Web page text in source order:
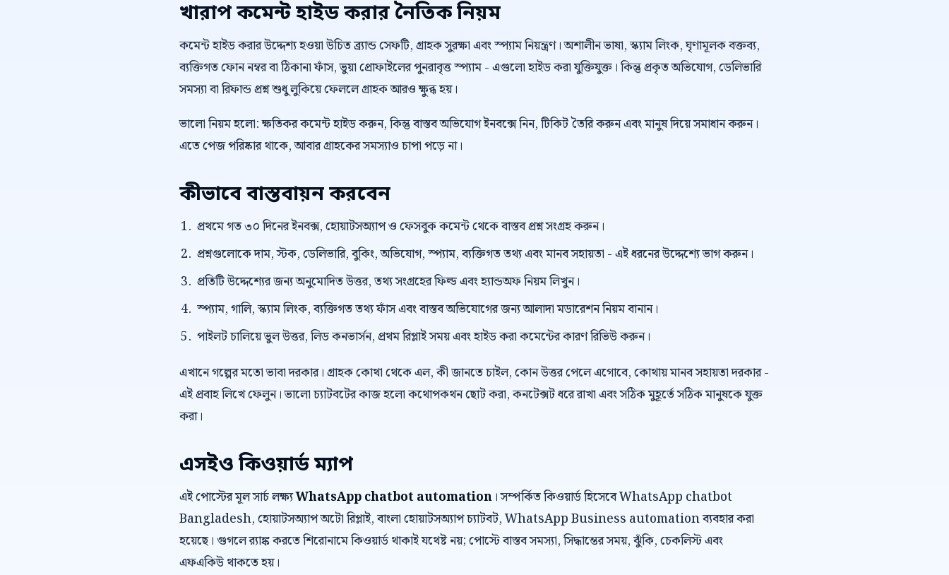
খারাপ কমেন্ট হাইড করার নৈতিক নিয়ম
কমেন্ট হাইড করার উদ্দেশ্য হওয়া উচিত ব্র্যান্ড সেফটি, গ্রাহক সুরক্ষা এবং স্প্যাম নিয়ন্ত্রণ। অশালীন ভাষা, স্ক্যাম লিংক, ঘৃণামূলক বক্তব্য,
ব্যক্তিগত ফোন নম্বর বা ঠিকানা ফাঁস, ভুয়া প্রোফাইলের পুনরাবৃত্ত স্প্যাম - এগুলো হাইড করা যুক্তিযুক্ত। কিন্তু প্রকৃত অভিযোগ, ডেলিভারি
সমস্যা বা রিফান্ড প্রশ্ন শুধু লুকিয়ে ফেললে গ্রাহক আরও ক্ষুব্ধ হয়।
ভালো নিয়ম হলো: ক্ষতিকর কমেন্ট হাইড করুন, কিন্তু বাস্তব অভিযোগ ইনবক্সে নিন, টিকিট তৈরি করুন এবং মানুষ দিয়ে সমাধান করুন।
এতে পেজ পরিষ্কার থাকে, আবার গ্রাহকের সমস্যাও চাপা পড়ে না।
কীভাবে বাস্তবায়ন করবেন
প্রথমে গত ৩০ দিনের ইনবক্স, হোয়াটসঅ্যাপ ও ফেসবুক কমেন্ট থেকে বাস্তব প্রশ্ন সংগ্রহ করুন।
প্রশ্নগুলোকে দাম, স্টক, ডেলিভারি, বুকিং, অভিযোগ, স্প্যাম, ব্যক্তিগত তথ্য এবং মানব সহায়তা - এই ধরনের উদ্দেশ্যে ভাগ করুন।
প্রতিটি উদ্দেশ্যের জন্য অনুমোদিত উত্তর, তথ্য সংগ্রহের ফিল্ড এবং হ্যান্ডঅফ নিয়ম লিখুন।
স্প্যাম, গালি, স্ক্যাম লিংক, ব্যক্তিগত তথ্য ফাঁস এবং বাস্তব অভিযোগের জন্য আলাদা মডারেশন নিয়ম বানান।
পাইলট চালিয়ে ভুল উত্তর, লিড কনভার্সন, প্রথম রিপ্লাই সময় এবং হাইড করা কমেন্টের কারণ রিভিউ করুন।
এখানে গল্পের মতো ভাবা দরকার। গ্রাহক কোথা থেকে এল, কী জানতে চাইল, কোন উত্তর পেলে এগোবে, কোথায় মানব সহায়তা দরকার -
এই প্রবাহ লিখে ফেলুন। ভালো চ্যাটবটের কাজ হলো কথোপকথন ছোট করা, কনটেক্সট ধরে রাখা এবং সঠিক মুহূর্তে সঠিক মানুষকে যুক্ত
করা।
এসইও কিওয়ার্ড ম্যাপ
এই পোস্টের মূল সার্চ লক্ষ্যWhatsApp chatbot automation । সম্পর্কিত কিওয়ার্ড হিসেবে WhatsApp chatbot
Bangladesh, হোয়াটসঅ্যাপ অটো রিপ্লাই, বাংলা হোয়াটসঅ্যাপ চ্যাটবট, WhatsApp Business automation ব্যবহার করা
হয়েছে। গুগলে র‍্যাঙ্ক করতে শিরোনামে কিওয়ার্ড থাকাই যথেষ্ট নয়; পোস্টে বাস্তব সমস্যা, সিদ্ধান্তের সময়, ঝুঁকি, চেকলিস্ট এবং
এফএকিউ থাকতে হয়।